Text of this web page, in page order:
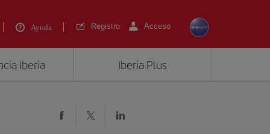
Ayuda Registro Acceso
Iberia Iberia Plus